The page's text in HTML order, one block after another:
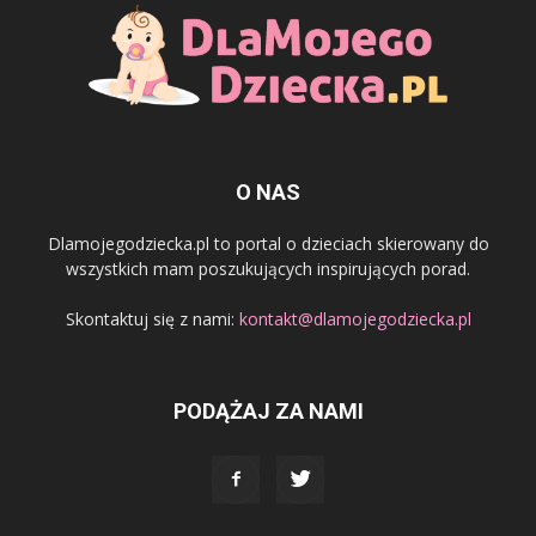
O NAS
Dlamojegodziecka.pl to portal o dzieciach skierowany do
wszystkich mam poszukujących inspirujących porad.
Skontaktuj się z nami: kontakt@dlamojegodziecka.pl
PODĄŻAJ ZA NAMI